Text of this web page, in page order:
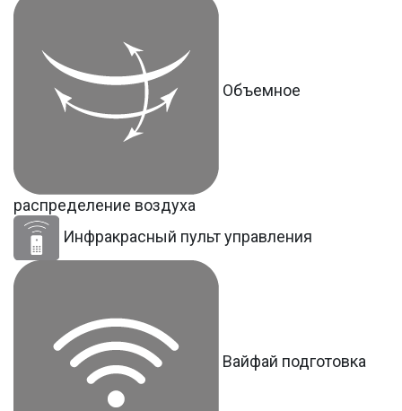
Объемное
распределение воздуха
Инфракрасный пульт управления
Вайфай подготовка